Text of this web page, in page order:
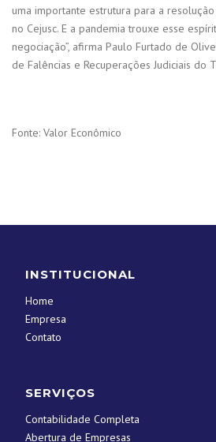
uma importante estrutura para a
no Cejusc. E a pandemia trouxe esse
negociação”, afirma Paulo Furtado de
de Falências e Recuperações Judiciais do
Fonte: Valor Econômico
INSTITUCIONAL
Home
Empresa
Contato
SERVIÇOS
Contabilidade Completa
Abertura de Empresas